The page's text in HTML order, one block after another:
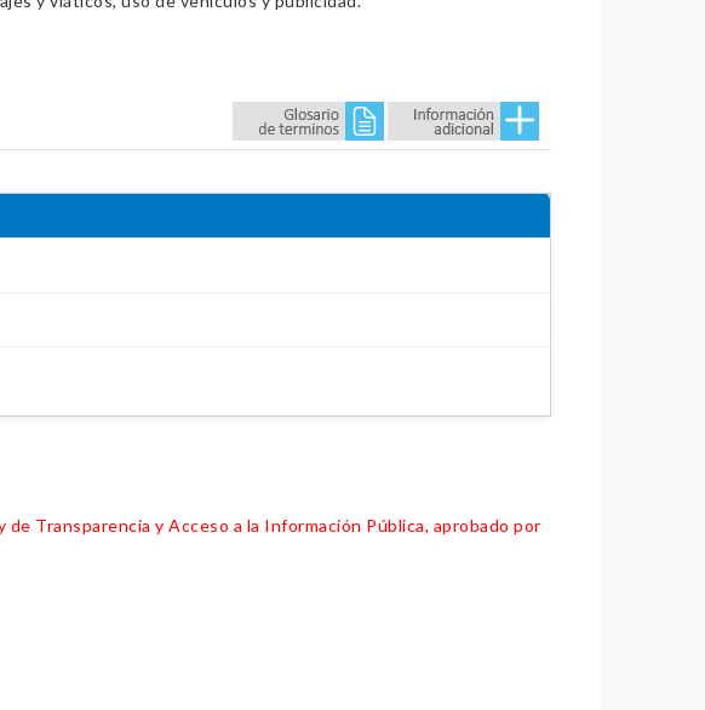
Transparencia y Acceso a la Información Pública, aprobado por